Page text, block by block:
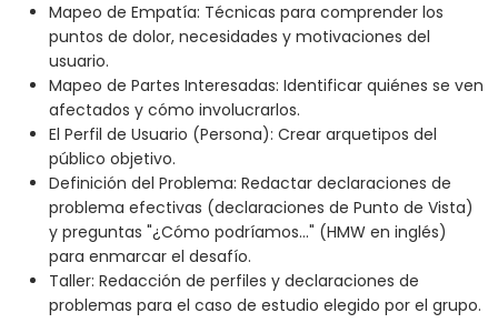
Mapeo de Empatía: Técnicas para comprender los
puntos de dolor, necesidades y motivaciones del
usuario.
Mapeo de Partes Interesadas: Identificar quiénes se ven
afectados y cómo involucrarlos.
El Perfil de Usuario (Persona): Crear arquetipos del
público objetivo.
Definición del Problema: Redactar declaraciones de
problema efectivas (declaraciones de Punto de Vista)
y preguntas "¿Cómo podríamos..." (HMW en inglés)
para enmarcar el desafío.
Taller: Redacción de perfiles y declaraciones de
problemas para el caso de estudio elegido por el grupo.